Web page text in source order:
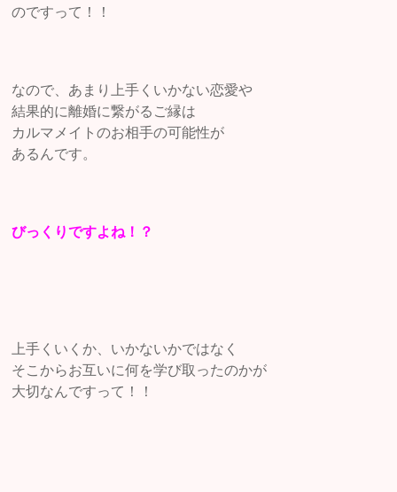
のですって！！
なので、あまり上手くいかない恋愛や
結果的に離婚に繋がるご縁は
カルマメイトのお相手の可能性が
あるんです。
びっくりですよね！？
上手くいくか、いかないかではなく
そこからお互いに何を学び取ったのかが
大切なんですって！！